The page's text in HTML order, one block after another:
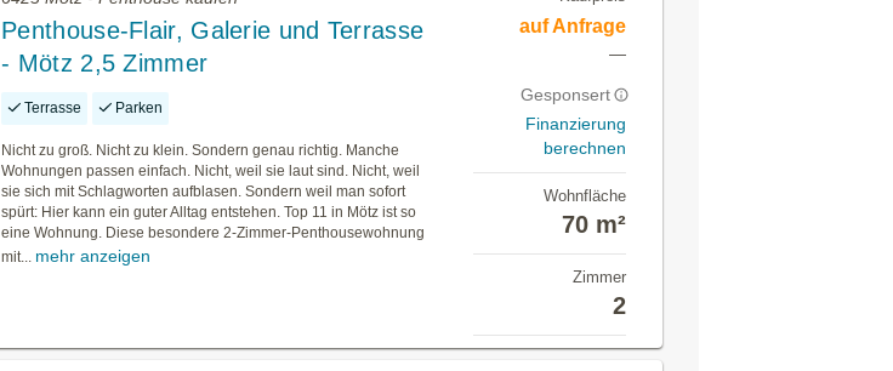
Penthouse-Flair, Galerie und Terrasse
- Mötz 2,5 Zimmer
Terrasse Parken
Nicht zu groß. Nicht zu klein. Sondern genau richtig. Manche
Wohnungen passen einfach. Nicht, weil sie laut sind. Nicht, weil
sie sich mit Schlagworten aufblasen. Sondern weil man sofort
spürt: Hier kann ein guter Alltag entstehen. Top 11 in Mötz ist so
eine Wohnung. Diese besondere 2-Zimmer-Penthousewohnung
mit... mehr anzeigen
auf Anfrage
—
Gesponsert
Finanzierung
berechnen
Wohnfläche
70 m²
Zimmer
2